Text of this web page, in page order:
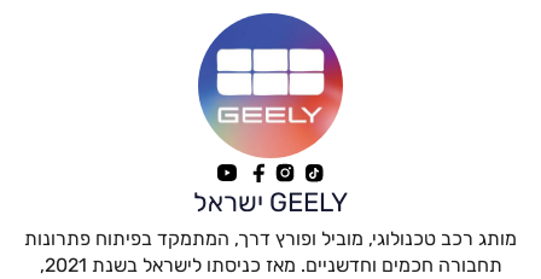
GEELY ישראל
מותג רכב טכנולוגי, מוביל ופורץ דרך, המתמקד בפיתוח פתרונות
תחבורה חכמים וחדשניים. מאז כניסתו לישראל בשנת 2021,